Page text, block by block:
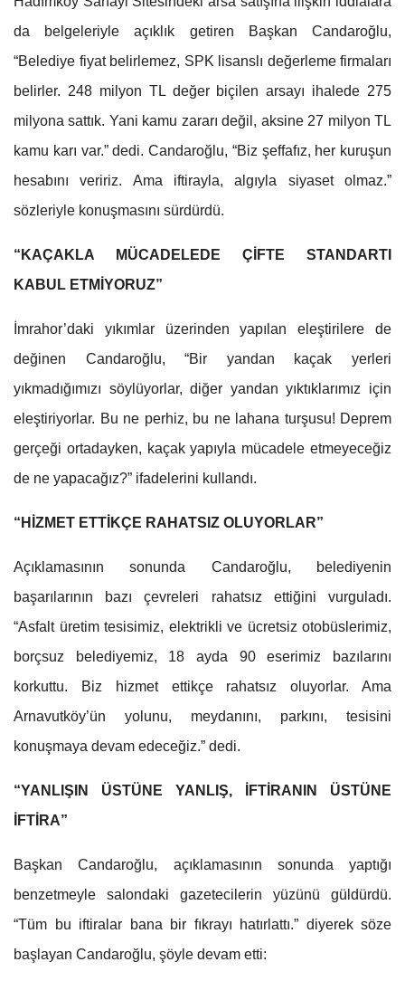
da belgeleriyle açıklık getiren Başkan Candaroğlu,
“Belediye fiyat belirlemez, SPK lisanslı değerleme firmaları
belirler. 248 milyon TL değer biçilen arsayı ihalede 275
milyona sattık. Yani kamu zararı değil, aksine 27 milyon TL
kamu karı var.” dedi. Candaroğlu, “Biz şeffafız, her kuruşun
hesabını veririz. Ama iftirayla, algıyla siyaset olmaz.”
sözleriyle konuşmasını sürdürdü.
“KAÇAKLA MÜCADELEDE ÇİFTE STANDARTI
KABUL ETMİYORUZ”
İmrahor’daki yıkımlar üzerinden yapılan eleştirilere de
değinen Candaroğlu, “Bir yandan kaçak yerleri
yıkmadığımızı söylüyorlar, diğer yandan yıktıklarımız için
eleştiriyorlar. Bu ne perhiz, bu ne lahana turşusu! Deprem
gerçeği ortadayken, kaçak yapıyla mücadele etmeyeceğiz
de ne yapacağız?” ifadelerini kullandı.
“HİZMET ETTİKÇE RAHATSIZ OLUYORLAR”
Açıklamasının sonunda Candaroğlu, belediyenin
başarılarının bazı çevreleri rahatsız ettiğini vurguladı.
“Asfalt üretim tesisimiz, elektrikli ve ücretsiz otobüslerimiz,
borçsuz belediyemiz, 18 ayda 90 eserimiz bazılarını
korkuttu. Biz hizmet ettikçe rahatsız oluyorlar. Ama
Arnavutköy’ün yolunu, meydanını, parkını, tesisini
konuşmaya devam edeceğiz.” dedi.
“YANLIŞIN ÜSTÜNE YANLIŞ, İFTİRANIN ÜSTÜNE
İFTİRA”
Başkan Candaroğlu, açıklamasının sonunda yaptığı
benzetmeyle salondaki gazetecilerin yüzünü güldürdü.
“Tüm bu iftiralar bana bir fıkrayı hatırlattı.” diyerek söze
başlayan Candaroğlu, şöyle devam etti: